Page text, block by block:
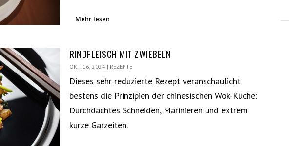
Mehr lesen
RINDFLEISCH MIT ZWIEBELN
OKT. 16, 2024 | REZEPTE
Dieses sehr reduzierte Rezept veranschaulicht
bestens die Prinzipien der chinesischen Wok-Küche:
Durchdachtes Schneiden, Marinieren und extrem
kurze Garzeiten.